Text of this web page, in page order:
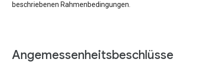
beschriebenen Rahmenbedingungen.
Angemessenheitsbeschlüsse